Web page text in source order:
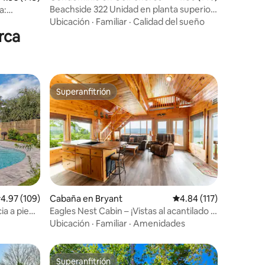
Beachside 322 Unidad en planta superior
con vistas a la playa/piscina.
Ubicación · Familiar · Calidad del sueño
promedio: 4.97 de 5; 109 evaluaciones
4.97 (109)
a pie
Superanfitrión
Superanfitrión
Cabaña en Bryant Calificación promedio:
4.84 (117)
Eagles Nest Cabin – ¡Vistas al acantilado y
jacuzzi!
Ubicación · Familiar · Amenidades
Superanfitrión